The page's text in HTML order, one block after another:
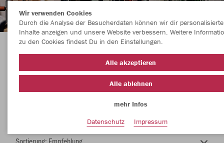
Willkommen im Promotio-Onlineshop % % %
Farbe
Wir verwenden Cookies
Durch die Analyse der Besucherdaten können wir dir personalisierte
Inhalte anzeigen und unsere Website verbessern. Weitere
zu den Cookies findest Du in den Einstellungen.
Alle akzeptieren
Alle ablehnen
mehr Infos
Datenschutz
Impressum